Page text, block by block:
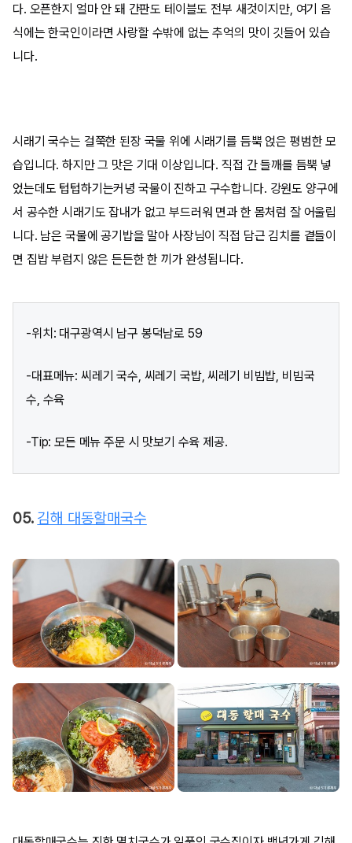
다. 오픈한지 얼마 안 돼 간판도 테이블도 전부 새것이지만, 여기 음
식에는 한국인이라면 사랑할 수밖에 없는 추억의 맛이 깃들어 있습
니다.
시래기 국수는 걸쭉한 된장 국물 위에 시래기를 듬뿍 얹은 평범한 모
습입니다. 하지만 그 맛은 기대 이상입니다. 직접 간 들깨를 듬뿍 넣
었는데도 텁텁하기는커녕 국물이 진하고 구수합니다. 강원도 양구에
서 공수한 시래기도 잡내가 없고 부드러워 면과 한 몸처럼 잘 어울립
니다. 남은 국물에 공기밥을 말아 사장님이 직접 담근 김치를 곁들이
면 집밥 부럽지 않은 든든한 한 끼가 완성됩니다.
-위치: 대구광역시 남구 봉덕남로 59
-대표메뉴: 씨레기 국수, 씨레기 국밥, 씨레기 비빔밥, 비빔국
수, 수육
-Tip: 모든 메뉴 주문 시 맛보기 수육 제공.
05. 김해 대동할매국수